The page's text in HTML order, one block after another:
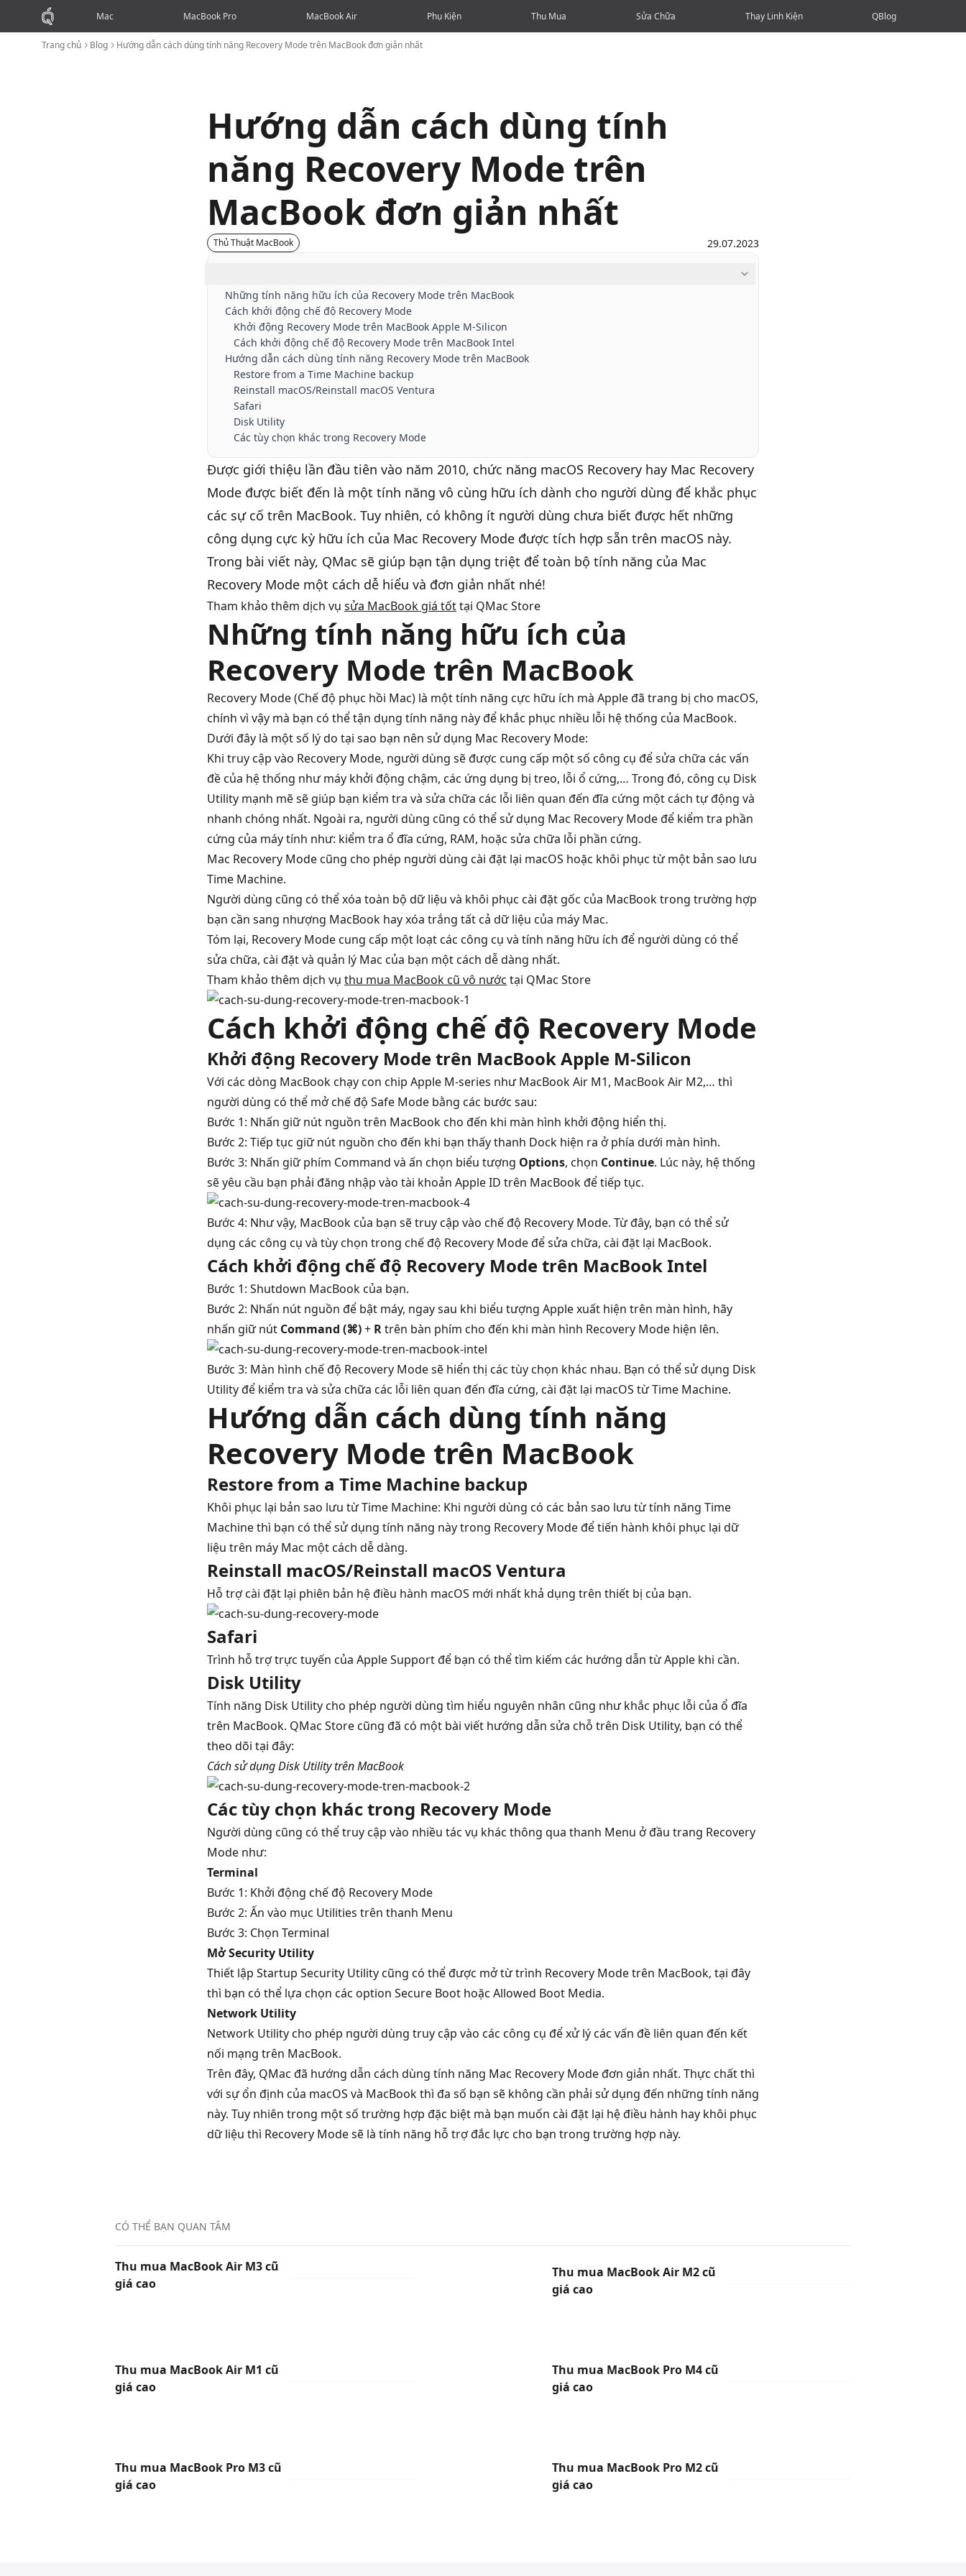
Mac MacBook Pro MacBook Air Phụ Kiện Thu Mua Sửa Chữa Thay Linh Kiện QBlog
Trang chủ Blog Hướng dẫn cách dùng tính năng Recovery Mode trên MacBook đơn giản nhất
Hướng dẫn cách dùng tính
năng Recovery Mode trên
MacBook đơn giản nhất
Thủ Thuật MacBook 29.07.2023
Những tính năng hữu ích của Recovery Mode trên MacBook
Cách khởi động chế độ Recovery Mode
Khởi động Recovery Mode trên MacBook Apple M-Silicon
Cách khởi động chế độ Recovery Mode trên MacBook Intel
Hướng dẫn cách dùng tính năng Recovery Mode trên MacBook
Restore from a Time Machine backup
Reinstall macOS/Reinstall macOS Ventura
Safari
Disk Utility
Các tùy chọn khác trong Recovery Mode
Được giới thiệu lần đầu tiên vào năm 2010, chức năng macOS Recovery hay Mac Recovery
Mode được biết đến là một tính năng vô cùng hữu ích dành cho người dùng để khắc phục
các sự cố trên MacBook. Tuy nhiên, có không ít người dùng chưa biết được hết những
công dụng cực kỳ hữu ích của Mac Recovery Mode được tích hợp sẵn trên macOS này.
Trong bài viết này, QMac sẽ giúp bạn tận dụng triệt để toàn bộ tính năng của Mac
Recovery Mode một cách dễ hiểu và đơn giản nhất nhé!
Tham khảo thêm dịch vụ sửa MacBook giá tốttại QMac Store
Những tính năng hữu ích của
Recovery Mode trên MacBook
Recovery Mode (Chế độ phục hồi Mac) là một tính năng cực hữu ích mà Apple đã trang bị cho macOS,
chính vì vậy mà bạn có thể tận dụng tính năng này để khắc phục nhiều lỗi hệ thống của MacBook.
Dưới đây là một số lý do tại sao bạn nên sử dụng Mac Recovery Mode:
Khi truy cập vào Recovery Mode, người dùng sẽ được cung cấp một số công cụ để sửa chữa các vấn
đề của hệ thống như máy khởi động chậm, các ứng dụng bị treo, lỗi ổ cứng,… Trong đó, công cụ Disk
Utility mạnh mẽ sẽ giúp bạn kiểm tra và sửa chữa các lỗi liên quan đến đĩa cứng một cách tự động và
nhanh chóng nhất. Ngoài ra, người dùng cũng có thể sử dụng Mac Recovery Mode để kiểm tra phần
cứng của máy tính như: kiểm tra ổ đĩa cứng, RAM, hoặc sửa chữa lỗi phần cứng.
Mac Recovery Mode cũng cho phép người dùng cài đặt lại macOS hoặc khôi phục từ một bản sao lưu
Time Machine.
Người dùng cũng có thể xóa toàn bộ dữ liệu và khôi phục cài đặt gốc của MacBook trong trường hợp
bạn cần sang nhượng MacBook hay xóa trắng tất cả dữ liệu của máy Mac.
Tóm lại, Recovery Mode cung cấp một loạt các công cụ và tính năng hữu ích để người dùng có thể
sửa chữa, cài đặt và quản lý Mac của bạn một cách dễ dàng nhất.
Tham khảo thêm dịch vụ thu mua MacBook cũ vô nước tại QMac Store
Cách khởi động chế độ Recovery Mode
Khởi động Recovery Mode trên MacBook Apple M-Silicon
Với các dòng MacBook chạy con chip Apple M-series nhưMacBook Air M1, MacBook Air M2,… thì
người dùng có thể mở chế độ Safe Mode bằng các bước sau:
Bước 1: Nhấn giữ nút nguồn trên MacBook cho đến khi màn hình khởi động hiển thị.
Bước 2: Tiếp tục giữ nút nguồn cho đến khi bạn thấy thanh Dock hiện ra ở phía dưới màn hình.
Bước 3: Nhấn giữ phím Command và ấn chọn biểu tượng Options, chọn Continue. Lúc này, hệ thống
sẽ yêu cầu bạn phải đăng nhập vào tài khoản Apple ID trên MacBook để tiếp tục.
Bước 4: Như vậy, MacBook của bạn sẽ truy cập vào chế độ Recovery Mode. Từ đây, bạn có thể sử
dụng các công cụ và tùy chọn trong chế độ Recovery Mode để sửa chữa, cài đặt lại MacBook.
Cách khởi động chế độ Recovery Mode trên MacBook Intel
Bước 1: Shutdown MacBook của bạn.
Bước 2: Nhấn nút nguồn để bật máy, ngay sau khi biểu tượng Apple xuất hiện trên màn hình, hãy
nhấn giữ nút Command (⌘)+ Rtrên bàn phím cho đến khi màn hình Recovery Mode hiện lên.
Bước 3: Màn hình chế độ Recovery Mode sẽ hiển thị các tùy chọn khác nhau. Bạn có thể sử dụng Disk
Utility để kiểm tra và sửa chữa các lỗi liên quan đến đĩa cứng, cài đặt lại macOS từ Time Machine.
Hướng dẫn cách dùng tính năng
Recovery Mode trên MacBook
Restore from a Time Machine backup
Khôi phục lại bản sao lưu từ Time Machine: Khi người dùng có các bản sao lưu từ tính năng Time
Machine thì bạn có thể sử dụng tính năng này trong Recovery Mode để tiến hành khôi phục lại dữ
liệu trên máy Mac một cách dễ dàng.
Reinstall macOS/Reinstall macOS Ventura
Hỗ trợ cài đặt lại phiên bản hệ điều hành macOS mới nhất khả dụng trên thiết bị của bạn.
Safari
Trình hỗ trợ trực tuyến của Apple Support để bạn có thể tìm kiếm các hướng dẫn từ Apple khi cần.
Disk Utility
Tính năng Disk Utility cho phép người dùng tìm hiểu nguyên nhân cũng như khắc phục lỗi của ổ đĩa
trên MacBook. QMac Store cũng đã có một bài viết hướng dẫn sửa chỗ trên Disk Utility, bạn có thể
theo dõi tại đây:
Cách sử dụng Disk Utility trên MacBook
Các tùy chọn khác trong Recovery Mode
Người dùng cũng có thể truy cập vào nhiều tác vụ khác thông qua thanh Menu ở đầu trang Recovery
Mode như:
Terminal
Bước 1: Khởi động chế độ Recovery Mode
Bước 2: Ấn vào mục Utilities trên thanh Menu
Bước 3: Chọn Terminal
Mở Security Utility
Thiết lập Startup Security Utility cũng có thể được mở từ trình Recovery Mode trên MacBook, tại đây
thì bạn có thể lựa chọn các option Secure Boot hoặc Allowed Boot Media.
Network Utility
Network Utility cho phép người dùng truy cập vào các công cụ để xử lý các vấn đề liên quan đến kết
nối mạng trên MacBook.
Trên đây, QMac đã hướng dẫn cách dùng tính năng Mac Recovery Mode đơn giản nhất. Thực chất thì
với sự ổn định của macOS và MacBook thì đa số bạn sẽ không cần phải sử dụng đến những tính năng
này. Tuy nhiên trong một số trường hợp đặc biệt mà bạn muốn cài đặt lại hệ điều hành hay khôi phục
dữ liệu thì Recovery Mode sẽ là tính năng hỗ trợ đắc lực cho bạn trong trường hợp này.
CÓ THỂ BẠN QUAN TÂM
Thu mua MacBook Air M3 cũ
giá cao
Thu mua MacBook Air M2 cũ
giá cao
Thu mua MacBook Air M1 cũ
giá cao
Thu mua MacBook Pro M4 cũ
giá cao
Thu mua MacBook Pro M3 cũ
giá cao
Thu mua MacBook Pro M2 cũ
giá cao